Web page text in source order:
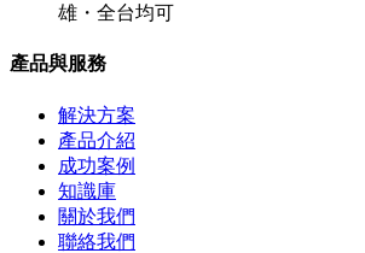
雄・全台均可
產品與服務
解決方案
產品介紹
成功案例
知識庫
關於我們
聯絡我們